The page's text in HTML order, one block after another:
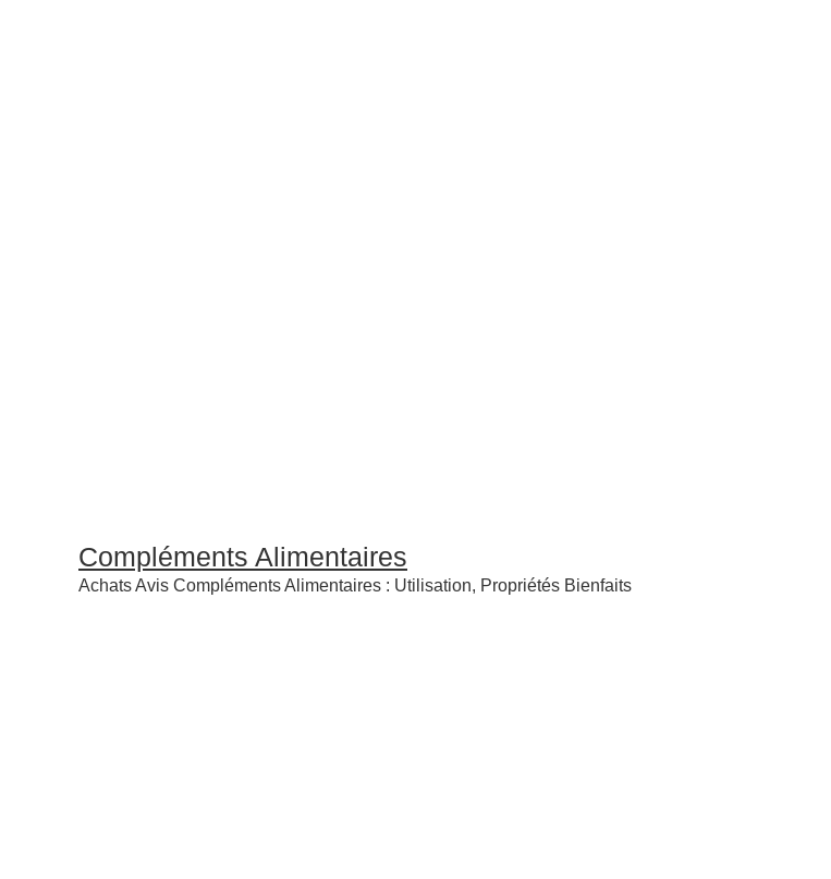
Compléments Alimentaires
Achats Avis Compléments Alimentaires : Utilisation, Propriétés Bienfaits